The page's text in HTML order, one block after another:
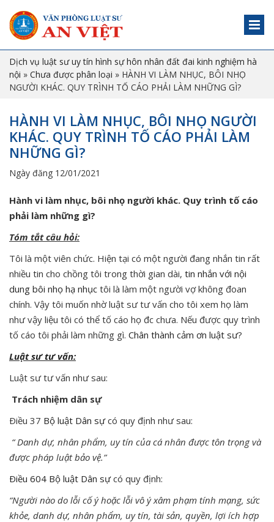
Dịch vụ luật sư uy tín hình sự hôn nhân đất đai kinh nghiệm hà
nội » Chưa được phân loại » HÀNH VI LÀM NHỤC, BÔI NHỌ
NGƯỜI KHÁC. QUY TRÌNH TỐ CÁO PHẢI LÀM NHỮNG GÌ?
HÀNH VI LÀM NHỤC, BÔI NHỌ NGƯỜI
KHÁC. QUY TRÌNH TỐ CÁO PHẢI LÀM
NHỮNG GÌ?
Ngày đăng 12/01/2021
Hành vi làm nhục, bôi nhọ người khác. Quy trình tố cáo
phải làm những gì?
Tóm tắt câu hỏi:
Tôi là một viên chức. Hiện tại có một người đang nhắn tin rất
nhiều tin cho chồng tôi trong thời gian dài, tin nhắn với nội
dung bôi nhọ hạ nhục tôi là làm một người vợ không đoan
chính. Vậy tôi muốn nhờ luật sư tư vấn cho tôi xem họ làm
như vậy liệu tôi có thể tố cáo họ đc chưa. Nếu được quy trình
tố cáo tôi phải làm những gì. Chân thành cảm ơn luật sư?
Luật sư tư vấn:
Luật sư tư vấn như sau:
Trách nhiệm dân sự
Ðiều 37 Bộ luật Dân sựcó quy định như sau:
“ Danh dự, nhân phẩm, uy tín của cá nhân được tôn trọng và
được pháp luật bảo vệ.”
Ðiều 604 Bộ luật Dân sựcó quy định:
“Người nào do lỗi cố ý hoặc lỗi vô ý xâm phạm tính mạng, sức
khỏe, danh dự, nhân phẩm, uy tín, tài sản, quyền, lợi ích hợp